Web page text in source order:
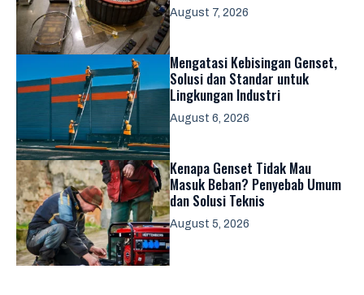
August 7, 2026
Mengatasi Kebisingan Genset,
Solusi dan Standar untuk
Lingkungan Industri
August 6, 2026
Kenapa Genset Tidak Mau
Masuk Beban? Penyebab Umum
dan Solusi Teknis
August 5, 2026